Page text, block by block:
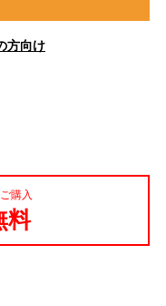
方向け
購入
料